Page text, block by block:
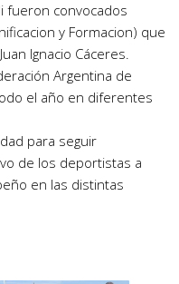
fueron convocados
y Formacion) que
Ignacio Cáceres.
Argentina de
el año en diferentes
para seguir
de los deportistas a
en las distintas